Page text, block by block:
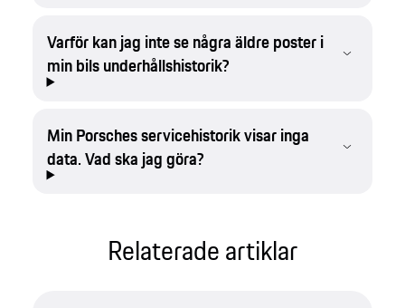
Varför kan jag inte se några äldre poster i
min bils underhållshistorik?
Min Porsches servicehistorik visar inga
data. Vad ska jag göra?
Relaterade artiklar